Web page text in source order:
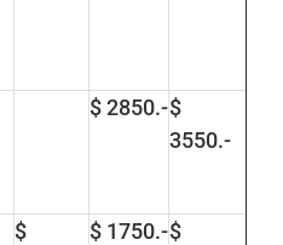
$ 2850.-$
3550.-
$
$ 1750.-$